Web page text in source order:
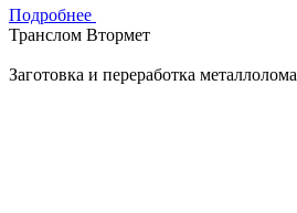
Подробнее
Транслом Втормет
Заготовка и переработка металлолома